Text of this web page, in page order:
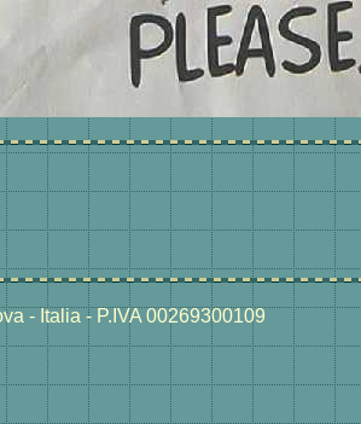
- Italia - P.IVA 00269300109